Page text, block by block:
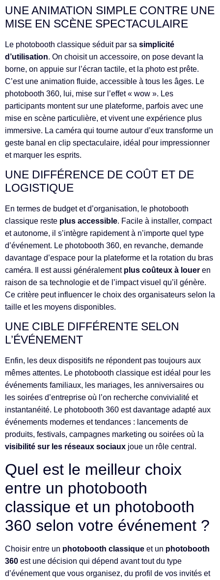
UNE ANIMATION SIMPLE CONTRE UNE
MISE EN SCÈNE SPECTACULAIRE
Le photobooth classique séduit par sa simplicité
d’utilisation. On choisit un accessoire, on pose devant la
borne, on appuie sur l’écran tactile, et la photo est prête.
C’est une animation fluide, accessible à tous les âges. Le
photobooth 360, lui, mise sur l’effet « wow ». Les
participants montent sur une plateforme, parfois avec une
mise en scène particulière, et vivent une expérience plus
immersive. La caméra qui tourne autour d’eux transforme un
geste banal en clip spectaculaire, idéal pour impressionner
et marquer les esprits.
UNE DIFFÉRENCE DE COÛT ET DE
LOGISTIQUE
En termes de budget et d’organisation, le photobooth
classique reste plus accessible. Facile à installer, compact
et autonome, il s’intègre rapidement à n’importe quel type
d’événement. Le photobooth 360, en revanche, demande
davantage d’espace pour la plateforme et la rotation du bras
caméra. Il est aussi généralement plus coûteux à louer en
raison de sa technologie et de l’impact visuel qu’il génère.
Ce critère peut influencer le choix des organisateurs selon la
taille et les moyens disponibles.
UNE CIBLE DIFFÉRENTE SELON
L’ÉVÉNEMENT
Enfin, les deux dispositifs ne répondent pas toujours aux
mêmes attentes. Le photobooth classique est idéal pour les
événements familiaux, les mariages, les anniversaires ou
les soirées d’entreprise où l’on recherche convivialité et
instantanéité. Le photobooth 360 est davantage adapté aux
événements modernes et tendances : lancements de
produits, festivals, campagnes marketing ou soirées où la
visibilité sur les réseaux sociaux joue un rôle central.
Quel est le meilleur choix
entre un photobooth
classique et un photobooth
360 selon votre événement ?
Choisir entre un photobooth classique et un photobooth
360 est une décision qui dépend avant tout du type
d’événement que vous organisez, du profil de vos invités et